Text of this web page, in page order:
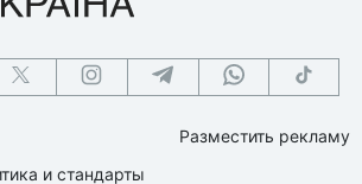
и стандарты
Разместить рекламу